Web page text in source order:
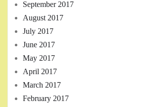
September 2017
August 2017
July 2017
June 2017
May 2017
April 2017
March 2017
February 2017